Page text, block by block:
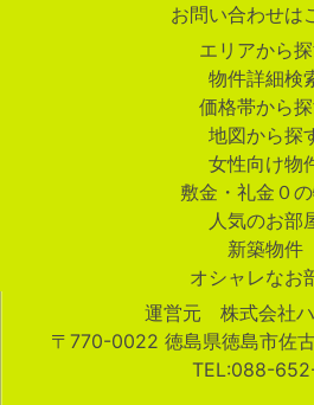
お問い合わせは
エリアから
物件詳細検
価格帯から
地図から探
女性向け物
敷金・礼金０
人気のお部
新築物件
オシャレなお
運営元 株式会社
〒770-0022 徳島県徳島市佐
TEL:088-